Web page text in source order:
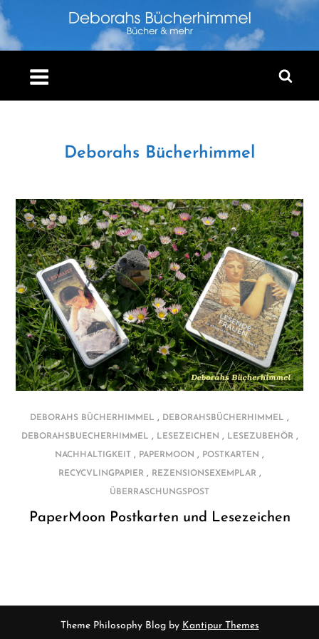
Skip
to
content
Deborahs Bücherhimmel
DEBORAHS BÜCHERHIMMEL , DEBORAHSBÜCHERHIMMEL ,
DEBORAHSBUECHERHIMMEL , LESEZEICHEN , LESEZUBEHÖR,
NACHHALTIGKEIT , PAPERMOON , POSTKARTEN ,
RECYCVLINGPAPIER, REZENSIONSEXEMPLAR,
ÜBERRASCHUNGSPOST
PaperMoon Postkarten und Lesezeichen
Theme Philosophy Blog by Kantipur Themes